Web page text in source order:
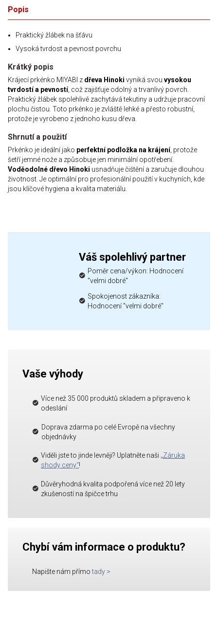
Popis
Praktický žlábek na šťávu
Vysoká tvrdost a pevnost povrchu
Krátký popis
Krájecí prkénko MIYABI z dřeva Hinoki vyniká svou vysokou
tvrdostí a pevností, což zajišťuje odolný a trvanlivý povrch.
Praktický žlábek spolehlivě zachytává tekutiny a udržuje pracovní
plochu čistou. Toto prkénko je zvláště lehké a přesto robustní,
protože je vyrobeno z jednoho kusu dřeva.
Shrnutí a použití
Prkénko je ideální jako perfektní podložka na krájení, protože
šetří jemné nože a způsobuje jen minimální opotřebení.
Voděodolné dřevo Hinoki usnadňuje čištění a zaručuje dlouhou
životnost. Je optimální pro profesionální použití v kuchyních, kde
jsou klíčové hygiena a kvalita materiálu.
Váš spolehlivý partner
Poměr cena/výkon: Hodnocení
"velmi dobré"
Spokojenost zákazníka:
Hodnocení "velmi dobré"
Vaše výhody
Více než 35 000 produktů skladem a připraveno k
odeslání
Doprava zdarma po celé Evropě na všechny
objednávky
Viděli jste to jinde levněji? Uplatněte naši „Záruka
shody ceny“!
Důvěryhodná kvalita podpořená více než 20 lety
zkušeností na špičce trhu
Chybí vám informace o produktu?
Napište nám přímo tady >